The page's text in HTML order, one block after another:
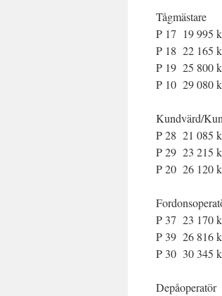
Tågmästare
P 17 19 995
P 18 22 165
P 19 25 800
P 10 29 080
Kundvärd/
P 28 21 085
P 29 23 215
P 20 26 120
P 37 23 170
P 39 26 816
P 30 30 345
Depåoperatör